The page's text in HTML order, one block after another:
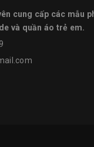
cung cấp các mẫu
và quần áo trẻ em.